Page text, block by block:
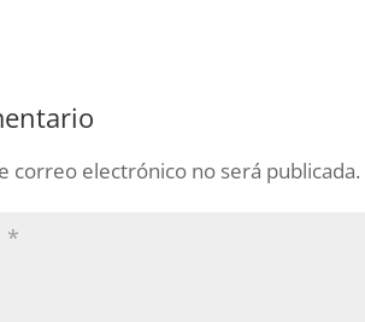
correo electrónico no será publicada.